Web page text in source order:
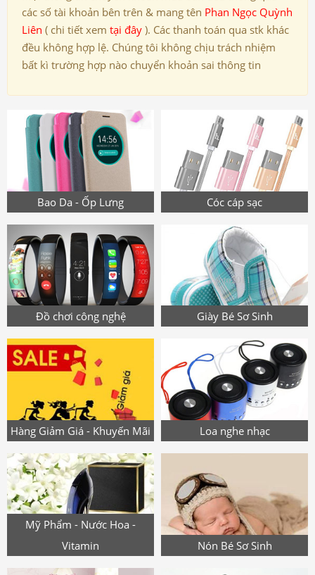
các số tài khoản bên trên & mang tên Phan Ngọc Quỳnh
Liên ( chi tiết xem tại đây ). Các thanh toán qua stk khác
đều không hợp lệ. Chúng tôi không chịu trách nhiệm
bất kì trường hợp nào chuyển khoản sai thông tin
Bao Da - Ốp Lưng Cóc cáp sạc
Đồ chơi công nghệ Giày Bé Sơ Sinh
Hàng Giảm Giá - Khuyến Mãi Loa nghe nhạc
Mỹ Phẩm - Nước Hoa -
Vitamin
Nón Bé Sơ Sinh